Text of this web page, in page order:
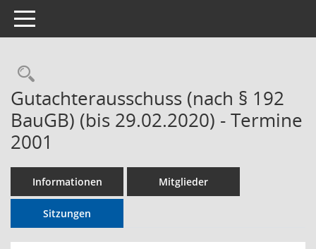
Toggle navigation
Rechercheauswahl
Gutachterausschuss (nach § 192
BauGB) (bis 29.02.2020) - Termine
2001
Informationen Mitglieder
Sitzungen